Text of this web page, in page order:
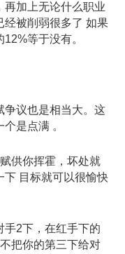
加上无论什么职业
经被削弱很多了 如果
等于没有。
议也是相当大。这
是点满 。
供你挥霍，坏处就
下 目标就可以很愉快
2下，在红手下的
把你的第三下给对